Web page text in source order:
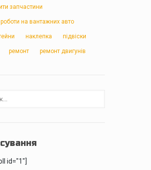
запчастини
роботи на вантажних авто
наклепка підвіски
ремонт ремонт двигунів
id="1"]